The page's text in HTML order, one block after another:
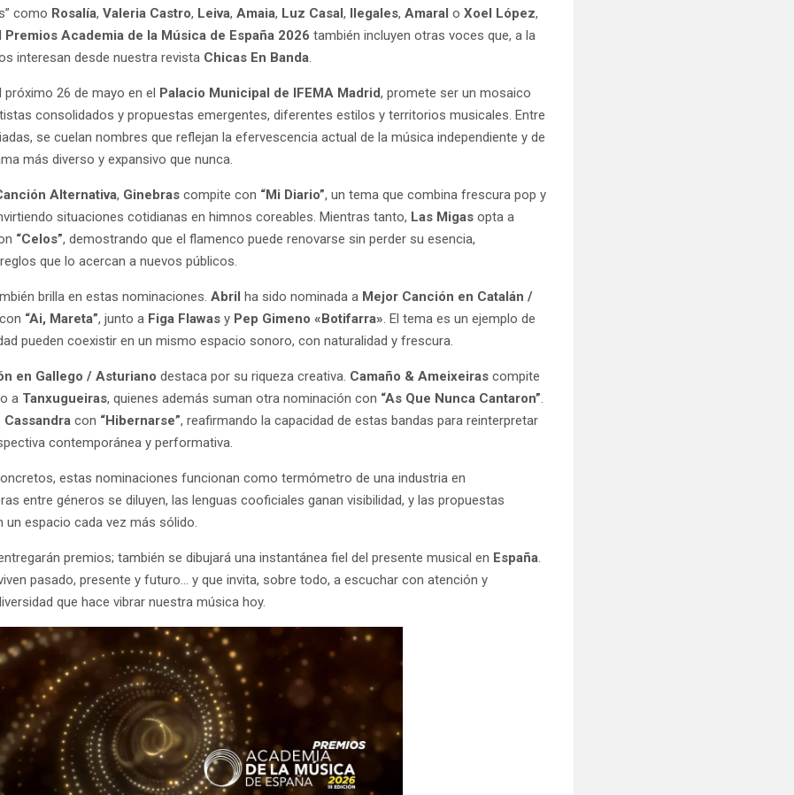
como Rosalía,Valeria Castro, Leiva,Amaia, Luz Casal, Ilegales,AmaraloXoel López,
Premios Academia de la Música de España 2026también incluyen otras voces que, a la
interesan desde nuestra revista Chicas En Banda.
próximo 26 de mayo en el Palacio Municipal de IFEMA Madrid, promete ser un mosaico
consolidados y propuestas emergentes, diferentes estilos y territorios musicales. Entre
se cuelan nombres que reflejan la efervescencia actual de la música independiente y de
más diverso y expansivo que nunca.
Alternativa, Ginebrascompite con “Mi Diario”, un tema que combina frescura pop y
situaciones cotidianas en himnos coreables. Mientras tanto, Las Migasopta a
“Celos”, demostrando que el flamenco puede renovarse sin perder su esencia,
que lo acercan a nuevos públicos.
brilla en estas nominaciones.Abrilha sido nominada a Mejor Canción en Catalán /
con “Ai, Mareta”, junto a Figa Flawasy Pep Gimeno «Botifarra». El tema es un ejemplo de
pueden coexistir en un mismo espacio sonoro, con naturalidad y frescura.
en Gallego / Asturianodestaca por su riqueza creativa. Camaño & Ameixeirascompite
a Tanxugueiras, quienes además suman otra nominación con “As Que Nunca Cantaron”.
Cassandracon “Hibernarse”, reafirmando la capacidad de estas bandas para reinterpretar
contemporánea y performativa.
estas nominaciones funcionan como termómetro de una industria en
entre géneros se diluyen, las lenguas cooficiales ganan visibilidad, y las propuestas
un espacio cada vez más sólido.
premios; también se dibujará una instantánea fiel del presente musical en España.
pasado, presente y futuro… y que invita, sobre todo, a escuchar con atención y
que hace vibrar nuestra música hoy.